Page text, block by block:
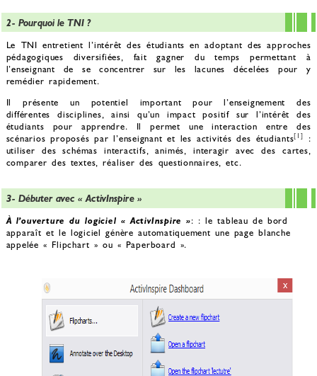
2- Pourquoi le TNI ?
Le TNI entretient l’intérêt des étudiants en adoptant des approches
pédagogiques diversifiées, fait gagner du temps permettant à
l’enseignant de se concentrer sur les lacunes décelées pour y
remédier rapidement.
Il présente un potentiel important pour l’enseignement des
différentes disciplines, ainsi qu’un impact positif sur l’intérêt des
étudiants pour apprendre. Il permet une interaction entre des
scénarios proposés par l’enseignant et les activités des étudiants[1]
:
utiliser des schémas interactifs, animés, interagir avec des cartes,
comparer des textes, réaliser des questionnaires, etc.
3- Débuter avec « ActivInspire »
À l’ouverture du logiciel « ActivInspire »: : le tableau de bord
apparaît et le logiciel génère automatiquement une page blanche
appelée « Flipchart » ou « Paperboard ».